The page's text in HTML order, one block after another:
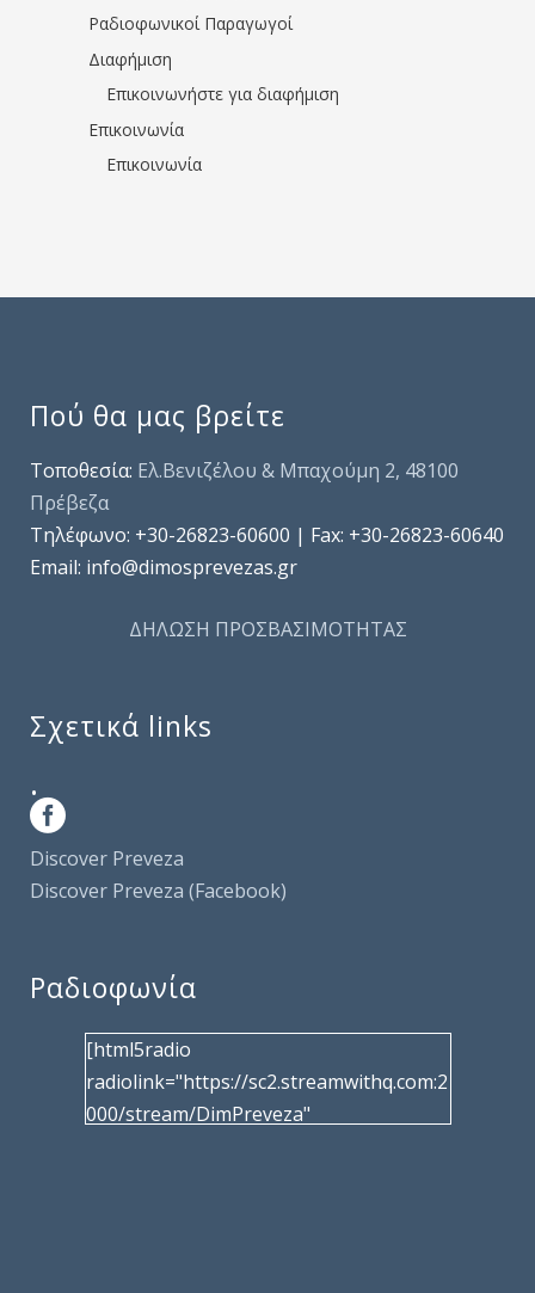
Ραδιοφωνικοί Παραγωγοί
Διαφήμιση
Επικοινωνήστε για διαφήμιση
Επικοινωνία
Επικοινωνία
Πού θα μας βρείτε
Τοποθεσία: Ελ.Βενιζέλου & Μπαχούμη 2, 48100
Πρέβεζα
Τηλέφωνo: +30-26823-60600 | Fax: +30-26823-60640
Email: info@dimosprevezas.gr
ΔΗΛΩΣΗ ΠΡΟΣΒΑΣΙΜΟΤΗΤΑΣ
Σχετικά links
.
Discover Preveza
Discover Preveza (Facebook)
Ραδιοφωνία
[html5radio
radiolink="https://sc2.streamwithq.com:2
000/stream/DimPreveza"